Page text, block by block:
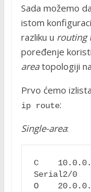
Sada možemo
istom
razliku u routing
poređenje
areatopologiji
Prvo ćemo
ip route:
Single-area:
C
Serial2/0
O